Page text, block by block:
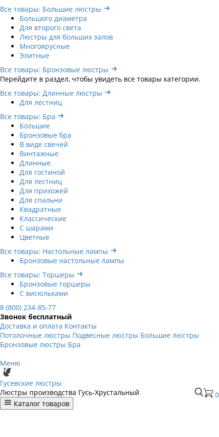
Все товары: Большие люстры
Большого диаметра
Для второго света
Люстры для больших залов
Многоярусные
Элитные
Все товары: Бронзовые люстры
Перейдите в раздел, чтобы увидеть все товары категории.
Все товары: Длинные люстры
Для лестниц
Все товары: Бра
Большие
Бронзовые бра
В виде свечей
Винтажные
Длинные
Для гостиной
Для лестниц
Для прихожей
Для спальни
Квадратные
Классические
С шарами
Цветные
Все товары: Настольные лампы
Бронзовые настольные лампы
Все товары: Торшеры
Бронзовые торшеры
С висюльками
8 (800) 234-85-77
Звонок бесплатный
Доставка и оплата Контакты
Потолочные люстры Подвесные люстры Большие люстры
Бронзовые люстры Бра
Меню
Гусевские люстры
0
Люстры производства Гусь-Хрустальный
Каталог товаров